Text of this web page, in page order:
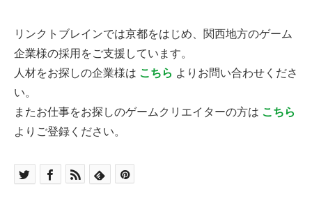
リンクトブレインでは京都をはじめ、関西地方のゲーム
企業様の採用をご支援しています。
人材をお探しの企業様は こちら よりお問い合わせくださ
い。
またお仕事をお探しのゲームクリエイターの方は こちら
よりご登録ください。